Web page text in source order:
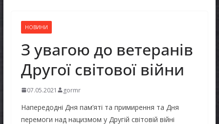
НОВИНИ
З увагою до ветеранів
Другої світової війни
07.05.2021 gormr
Напередодні Дня пам’яті та примирення та Дня
перемоги над нацизмом у Другій світовій війні